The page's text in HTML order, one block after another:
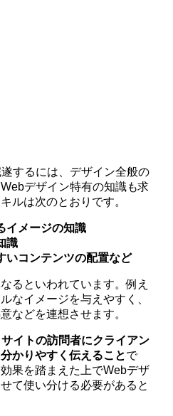
するには、デザイン全般の
デザイン特有の知識も求
ルは次のとおりです。
イメージの知識
識
いコンテンツの配置など
るといわれています。例え
なイメージを与えやすく、
などを連想させます。
サイトの訪問者にクライアン
かりやすく伝えることで
果を踏まえた上でWebデザ
て使い分ける必要があると